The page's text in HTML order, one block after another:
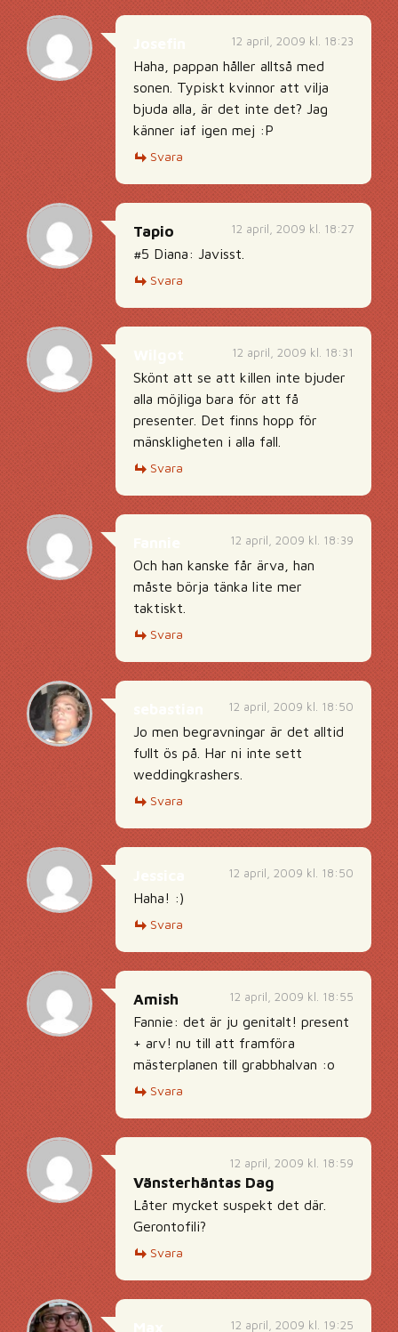
12 april, 2009 kl. 18:23
Haha, pappan håller alltså med
sonen. Typiskt kvinnor att vilja
bjuda alla, är det inte det? Jag
känner iaf igen mej :P
Svara
12 april, 2009 kl. 18:27
Tapio
#5 Diana: Javisst.
Svara
12 april, 2009 kl. 18:31
Skönt att se att killen inte bjuder
alla möjliga bara för att få
presenter. Det finns hopp för
mänskligheten i alla fall.
Svara
12 april, 2009 kl. 18:39
Och han kanske får ärva, han
måste börja tänka lite mer
taktiskt.
Svara
12 april, 2009 kl. 18:50
Jo men begravningar är det alltid
fullt ös på. Har ni inte sett
weddingkrashers.
Svara
12 april, 2009 kl. 18:50
Haha! :)
Svara
12 april, 2009 kl. 18:55
Amish
Fannie: det är ju genitalt! present
+ arv! nu till att framföra
mästerplanen till grabbhalvan :o
Svara
12 april, 2009 kl. 18:59
Vänsterhäntas Dag
Låter mycket suspekt det där.
Gerontofili?
Svara
12 april, 2009 kl. 19:25